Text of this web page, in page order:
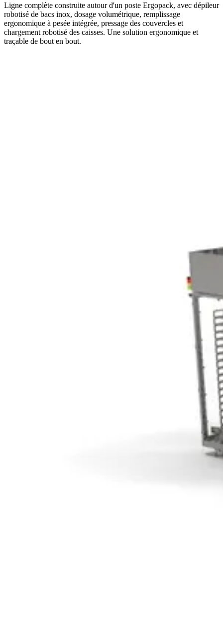
Ligne complète construite autour d'un poste Ergopack, avec dépileur
robotisé de bacs inox, dosage volumétrique, remplissage
ergonomique à pesée intégrée, pressage des couvercles et
chargement robotisé des caisses. Une solution ergonomique et
traçable de bout en bout.